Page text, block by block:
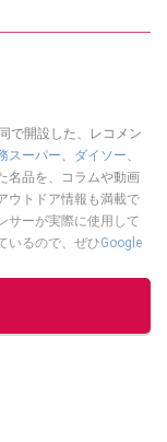
で開設した、レコメン
スーパー、 ダイソー、
名品を、コラムや動画
ウトドア情報も満載で
サーが実際に使用して
いるので、ぜひGoogle
の他の記事を読む